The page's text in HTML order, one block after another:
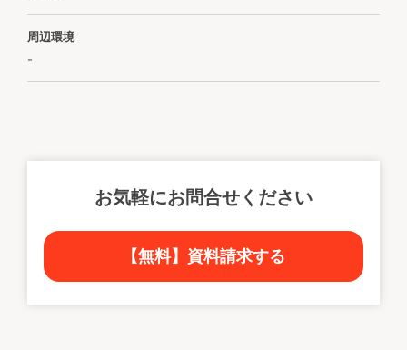
周辺環境
-
お気軽にお問合せください
【無料】資料請求する